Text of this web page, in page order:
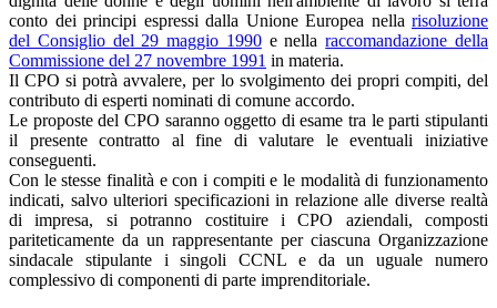
conto dei principi espressi dalla Unione Europea nella risoluzione
del Consiglio del 29 maggio 1990e nellaraccomandazione della
Commissione del 27 novembre 1991 in materia.
Il CPO si potrà avvalere, per lo svolgimento dei propri compiti, del
contributo di esperti nominati di comune accordo.
Le proposte del CPO saranno oggetto di esame tra le parti stipulanti
il presente contratto al fine di valutare le eventuali iniziative
conseguenti.
Con le stesse finalità e con i compiti e le modalità di funzionamento
indicati, salvo ulteriori specificazioni in relazione alle diverse realtà
di impresa, si potranno costituire i CPO aziendali, composti
pariteticamente da un rappresentante per ciascuna Organizzazione
sindacale stipulante i singoli CCNL e da un uguale numero
complessivo di componenti di parte imprenditoriale.